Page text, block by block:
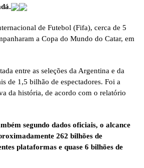
de Futebol (Fifa), cerca de 5
a Copa do Mundo do Catar, em
entre as seleções da Argentina e da
de 1,5 bilhão de espectadores. Foi a
da história, de acordo com o relatório
segundo dados oficiais, o alcance
262 bilhões de
plataformas e quase 6 bilhões de